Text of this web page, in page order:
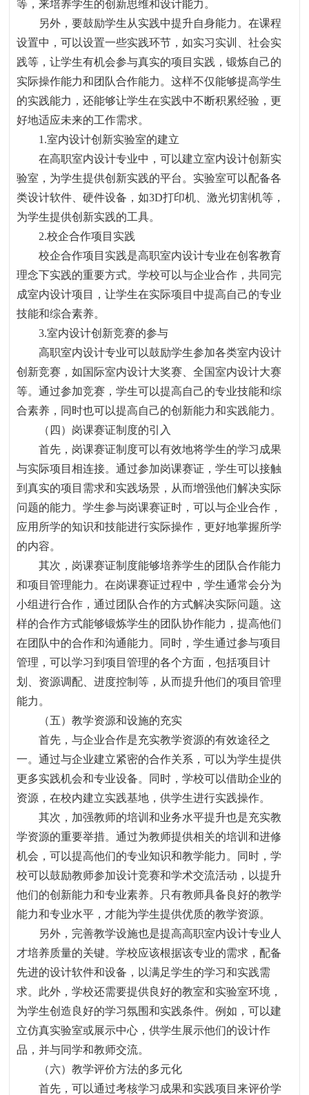
等，来培养学生的创新思维和设计能力。
另外，要鼓励学生从实践中提升自身能力。在课程
设置中，可以设置一些实践环节，如实习实训、社会实
践等，让学生有机会参与真实的项目实践，锻炼自己的
实际操作能力和团队合作能力。这样不仅能够提高学生
的实践能力，还能够让学生在实践中不断积累经验，更
好地适应未来的工作需求。
1.室内设计创新实验室的建立
在高职室内设计专业中，可以建立室内设计创新实
验室，为学生提供创新实践的平台。实验室可以配备各
类设计软件、硬件设备，如3D打印机、激光切割机等，
为学生提供创新实践的工具。
2.校企合作项目实践
校企合作项目实践是高职室内设计专业在创客教育
理念下实践的重要方式。学校可以与企业合作，共同完
成室内设计项目，让学生在实际项目中提高自己的专业
技能和综合素养。
3.室内设计创新竞赛的参与
高职室内设计专业可以鼓励学生参加各类室内设计
创新竞赛，如国际室内设计大奖赛、全国室内设计大赛
等。通过参加竞赛，学生可以提高自己的专业技能和综
合素养，同时也可以提高自己的创新能力和实践能力。
（四）岗课赛证制度的引入
首先，岗课赛证制度可以有效地将学生的学习成果
与实际项目相连接。通过参加岗课赛证，学生可以接触
到真实的项目需求和实践场景，从而增强他们解决实际
问题的能力。学生参与岗课赛证时，可以与企业合作，
应用所学的知识和技能进行实际操作，更好地掌握所学
的内容。
其次，岗课赛证制度能够培养学生的团队合作能力
和项目管理能力。在岗课赛证过程中，学生通常会分为
小组进行合作，通过团队合作的方式解决实际问题。这
样的合作方式能够锻炼学生的团队协作能力，提高他们
在团队中的合作和沟通能力。同时，学生通过参与项目
管理，可以学习到项目管理的各个方面，包括项目计
划、资源调配、进度控制等，从而提升他们的项目管理
能力。
（五）教学资源和设施的充实
首先，与企业合作是充实教学资源的有效途径之
一。通过与企业建立紧密的合作关系，可以为学生提供
更多实践机会和专业设备。同时，学校可以借助企业的
资源，在校内建立实践基地，供学生进行实践操作。
其次，加强教师的培训和业务水平提升也是充实教
学资源的重要举措。通过为教师提供相关的培训和进修
机会，可以提高他们的专业知识和教学能力。同时，学
校可以鼓励教师参加设计竞赛和学术交流活动，以提升
他们的创新能力和专业素养。只有教师具备良好的教学
能力和专业水平，才能为学生提供优质的教学资源。
另外，完善教学设施也是提高高职室内设计专业人
才培养质量的关键。学校应该根据该专业的需求，配备
先进的设计软件和设备，以满足学生的学习和实践需
求。此外，学校还需要提供良好的教室和实验室环境，
为学生创造良好的学习氛围和实践条件。例如，可以建
立仿真实验室或展示中心，供学生展示他们的设计作
品，并与同学和教师交流。
（六）教学评价方法的多元化
首先，可以通过考核学习成果和实践项目来评价学